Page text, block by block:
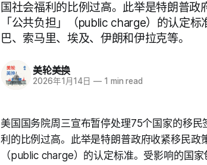
国社会福利的比例过高。此举是特朗普
「公共负担」（public charge）的认定
巴、索马里、埃及、伊朗和伊拉克等。
美轮美换
2026年1月14日 — 1 min read
美国国务院周三宣布暂停处理75个国家的移
利的比例过高。此举是特朗普政府收紧移民政
（public charge）的认定标准。受影响的国